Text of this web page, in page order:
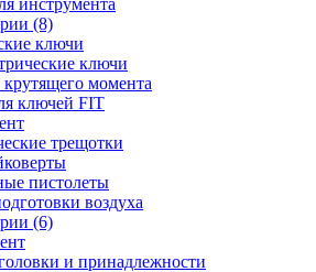
инструмента
(8)
ключи
ключи
момента
ключей FIT
трещотки
пистолеты
воздуха
(6)
и принадлежности